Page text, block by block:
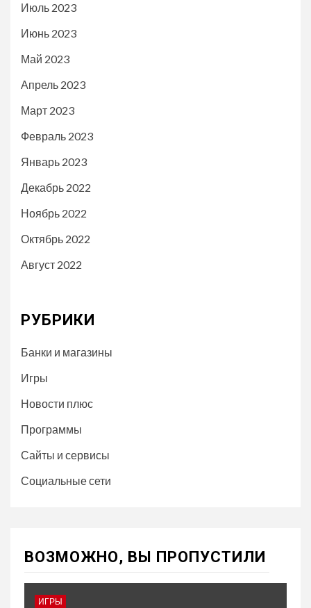
Июль 2023
Июнь 2023
Май 2023
Апрель 2023
Март 2023
Февраль 2023
Январь 2023
Декабрь 2022
Ноябрь 2022
Октябрь 2022
Август 2022
РУБРИКИ
Банки и магазины
Игры
Новости плюс
Программы
Сайты и сервисы
Социальные сети
ВОЗМОЖНО, ВЫ ПРОПУСТИЛИ
ИГРЫ